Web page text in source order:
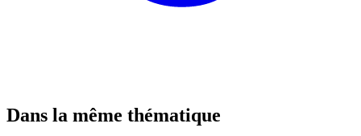
Dans la même thématique